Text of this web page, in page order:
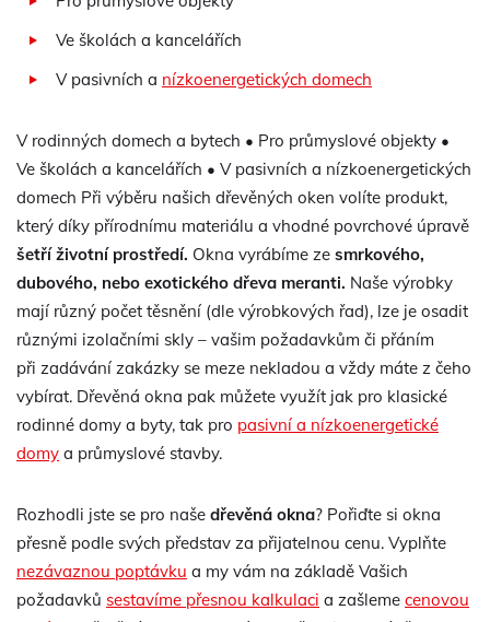
Ve školách a kancelářích
V pasivních a nízkoenergetických domech
V rodinných domech a bytech • Pro průmyslové objekty •
Ve školách a kancelářích • V pasivních a nízkoenergetických
domech Při výběru našich dřevěných oken volíte produkt,
který díky přírodnímu materiálu a vhodné povrchové úpravě
šetří životní prostředí. Okna vyrábíme ze smrkového,
dubového, nebo exotického dřeva meranti. Naše výrobky
mají různý počet těsnění (dle výrobkových řad), lze je osadit
různými izolačními skly – vašim požadavkům či přáním
při zadávání zakázky se meze nekladou a vždy máte z čeho
vybírat. Dřevěná okna pak můžete využít jak pro klasické
rodinné domy a byty, tak pro pasivní a nízkoenergetické
domy a průmyslové stavby.
Rozhodli jste se pro naše dřevěná okna? Pořiďte si okna
přesně podle svých představ za přijatelnou cenu. Vyplňte
nezávaznou poptávku a my vám na základě Vašich
požadavků sestavíme přesnou kalkulaci a zašleme cenovou